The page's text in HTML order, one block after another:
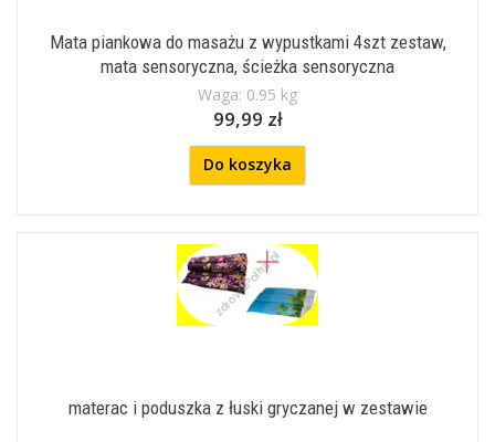
Mata piankowa do masażu z wypustkami 4szt zestaw,
mata sensoryczna, ścieżka sensoryczna
Waga: 0.95 kg
99,99 zł
Do koszyka
materac i poduszka z łuski gryczanej w zestawie